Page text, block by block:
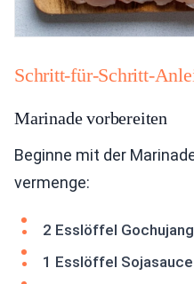
Schritt-für-Schritt-
Marinade vorbereiten
Beginne mit der
vermenge:
2 Esslöffel Gochujang
1 Esslöffel Sojasauce